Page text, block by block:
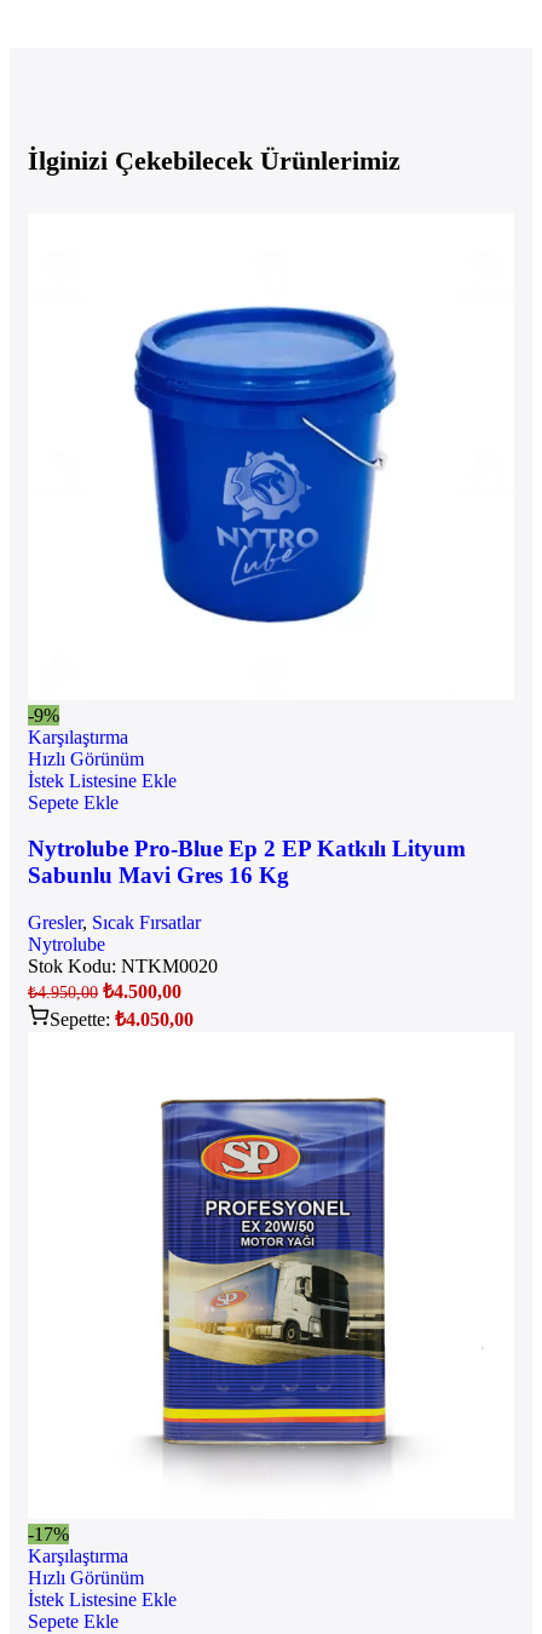
İlginizi Çekebilecek Ürünlerimiz
-9%
Karşılaştırma
Hızlı Görünüm
İstek Listesine Ekle
Sepete Ekle
Nytrolube Pro-Blue Ep 2 EP Katkılı Lityum
Sabunlu Mavi Gres 16 Kg
Gresler, Sıcak Fırsatlar
Nytrolube
Stok Kodu: NTKM0020
₺4.950,00 ₺4.500,00
Sepette: ₺4.050,00
-17%
Karşılaştırma
Hızlı Görünüm
İstek Listesine Ekle
Sepete Ekle